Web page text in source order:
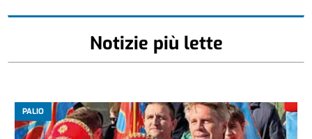
Notizie più lette
PALIO